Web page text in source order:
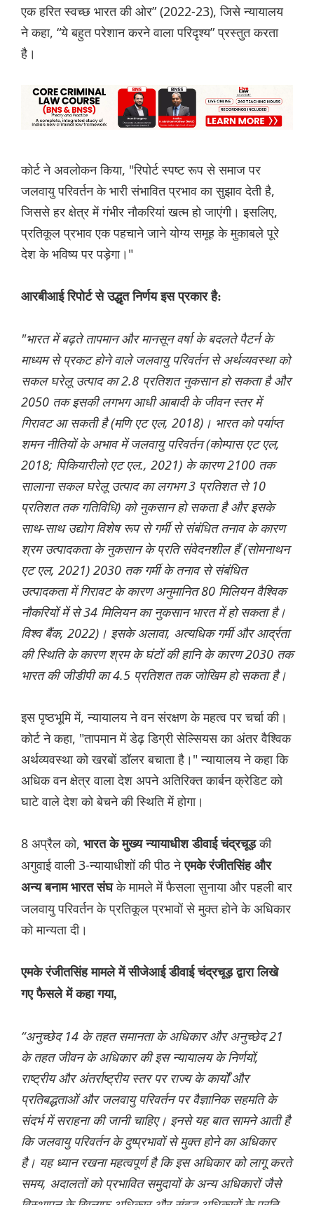
एक हरित स्वच्छ भारत की ओर” (2022-23), जिसे न्यायालय
ने कहा, “ये बहुत परेशान करने वाला परिदृश्य” प्रस्तुत करता
है।
कोर्ट ने अवलोकन किया, "रिपोर्ट स्पष्ट रूप से समाज पर
जलवायु परिवर्तन के भारी संभावित प्रभाव का सुझाव देती है,
जिससे हर क्षेत्र में गंभीर नौकरियां खत्म हो जाएंगी। इसलिए,
प्रतिकूल प्रभाव एक पहचाने जाने योग्य समूह के मुकाबले पूरे
देश के भविष्य पर पड़ेगा।"
आरबीआई रिपोर्ट से उद्धृत निर्णय इस प्रकार है:
"भारत में बढ़ते तापमान और मानसून वर्षा के बदलते पैटर्न के
माध्यम से प्रकट होने वाले जलवायु परिवर्तन से अर्थव्यवस्था को
सकल घरेलू उत्पाद का 2.8 प्रतिशत नुकसान हो सकता है और
2050 तक इसकी लगभग आधी आबादी के जीवन स्तर में
गिरावट आ सकती है (मणि एट एल, 2018)। भारत को पर्याप्त
शमन नीतियों के अभाव में जलवायु परिवर्तन (कोम्पास एट एल,
2018; पिकियारीलो एट एल., 2021) के कारण 2100 तक
सालाना सकल घरेलू उत्पाद का लगभग 3 प्रतिशत से 10
प्रतिशत तक गतिविधि) को नुकसान हो सकता है और इसके
साथ-साथ उद्योग विशेष रूप से गर्मी से संबंधित तनाव के कारण
श्रम उत्पादकता के नुकसान के प्रति संवेदनशील हैं (सोमनाथन
एट एल, 2021) 2030 तक गर्मी के तनाव से संबंधित
उत्पादकता में गिरावट के कारण अनुमानित 80 मिलियन वैश्विक
नौकरियों में से 34 मिलियन का नुकसान भारत में हो सकता है।
विश्व बैंक, 2022)। इसके अलावा, अत्यधिक गर्मी और आर्द्रता
की स्थिति के कारण श्रम के घंटों की हानि के कारण 2030 तक
भारत की जीडीपी का 4.5 प्रतिशत तक जोखिम हो सकता है।
इस पृष्ठभूमि में, न्यायालय ने वन संरक्षण के महत्व पर चर्चा की।
कोर्ट ने कहा, "तापमान में डेढ़ डिग्री सेल्सियस का अंतर वैश्विक
अर्थव्यवस्था को खरबों डॉलर बचाता है।" न्यायालय ने कहा कि
अधिक वन क्षेत्र वाला देश अपने अतिरिक्त कार्बन क्रेडिट को
घाटे वाले देश को बेचने की स्थिति में होगा।
8 अप्रैल को, भारत के मुख्य न्यायाधीश डीवाई चंद्रचूड़की
अगुवाई वाली 3-न्यायाधीशों की पीठ नेएमके रंजीतसिंह और
अन्य बनाम भारत संघके मामले में फैसला सुनाया और पहली बार
जलवायु परिवर्तन के प्रतिकूल प्रभावों से मुक्त होने के अधिकार
को मान्यता दी।
एमके रंजीतसिंह मामले में सीजेआई डीवाई चंद्रचूड़ द्वारा लिखे
गए फैसले में कहा गया,
“अनुच्छेद 14 के तहत समानता के अधिकार और अनुच्छेद 21
के तहत जीवन के अधिकार की इस न्यायालय के निर्णयों,
राष्ट्रीय और अंतर्राष्ट्रीय स्तर पर राज्य के कार्यों और
प्रतिबद्धताओं और जलवायु परिवर्तन पर वैज्ञानिक सहमति के
संदर्भ में सराहना की जानी चाहिए। इनसे यह बात सामने आती है
कि जलवायु परिवर्तन के दुष्प्रभावों से मुक्त होने का अधिकार
है। यह ध्यान रखना महत्वपूर्ण है कि इस अधिकार को लागू करते
समय, अदालतों को प्रभावित समुदायों के अन्य अधिकारों जैसे